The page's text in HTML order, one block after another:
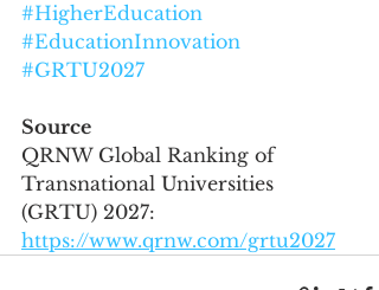
#HigherEducation
#EducationInnovation
#GRTU2027
Source
QRNW Global Ranking of
Transnational Universities
(GRTU) 2027:
https://www.qrnw.com/grtu2027